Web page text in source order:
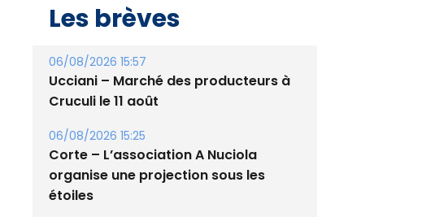
Les brèves
06/08/2026 15:57
Ucciani – Marché des producteurs à
Cruculi le 11 août
06/08/2026 15:25
Corte – L’association A Nuciola
organise une projection sous les
étoiles